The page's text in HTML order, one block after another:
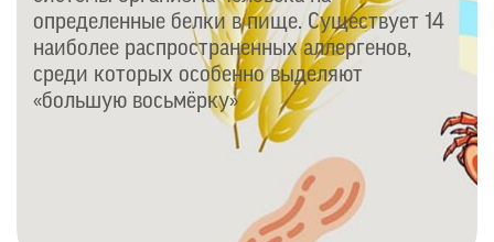
определенные белки в пище. Существует 14
наиболее распространенных аллергенов,
среди которых особенно выделяют
«большую восьмёрку»